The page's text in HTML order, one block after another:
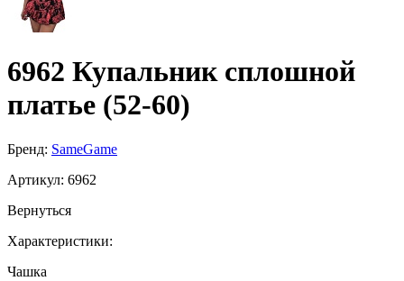
6962 Купальник сплошной
платье (52-60)
Бренд: SameGame
Артикул: 6962
Вернуться
Характеристики:
Чашка